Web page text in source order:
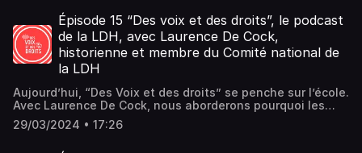
et du maintien de l'ordre et revient sur la criminalisation
et la mise en danger des manifestants ou encore sur la
création du statut d'observateur.
Épisode 15 “Des voix et des droits”, le podcast
de la LDH, avec Laurence De Cock,
historienne et membre du Comité national de
la LDH
Aujourd’hui, “Des Voix et des droits” se penche sur l’école.
Avec Laurence De Cock, nous aborderons pourquoi les
réformes scolaires visant à diviser et militariser la
jeunesse, notamment au travers des projets de mise en
29/03/2024 • 17:26